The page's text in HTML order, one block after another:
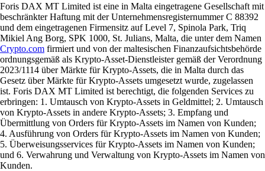
Foris DAX MT Limited ist eine in Malta eingetragene Gesellschaft mit
beschränkter Haftung mit der Unternehmensregisternummer C 88392
und dem eingetragenen Firmensitz auf Level 7, Spinola Park, Triq
Mikiel Ang Borg, SPK 1000, St. Julians, Malta, die unter dem Namen
Crypto.com firmiert und von der maltesischen Finanzaufsichtsbehörde
ordnungsgemäß als Krypto-Asset-Dienstleister gemäß der Verordnung
2023/1114 über Märkte für Krypto-Assets, die in Malta durch das
Gesetz über Märkte für Krypto-Assets umgesetzt wurde, zugelassen
ist. Foris DAX MT Limited ist berechtigt, die folgenden Services zu
erbringen: 1. Umtausch von Krypto-Assets in Geldmittel; 2. Umtausch
von Krypto-Assets in andere Krypto-Assets; 3. Empfang und
Übermittlung von Orders für Krypto-Assets im Namen von Kunden;
4. Ausführung von Orders für Krypto-Assets im Namen von Kunden;
5. Überweisungsservices für Krypto-Assets im Namen von Kunden;
und 6. Verwahrung und Verwaltung von Krypto-Assets im Namen von
Kunden.